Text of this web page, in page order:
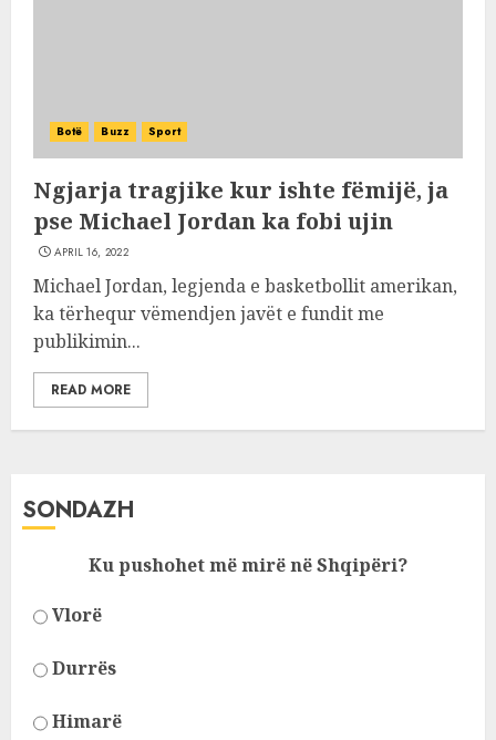
Botë Buzz Sport
Ngjarja tragjike kur ishte fëmijë, ja
pse Michael Jordan ka fobi ujin
APRIL 16, 2022
Michael Jordan, legjenda e basketbollit amerikan,
ka tërhequr vëmendjen javët e fundit me
publikimin...
READ MORE
SONDAZH
Ku pushohet më mirë në Shqipëri?
Vlorë
Durrës
Himarë